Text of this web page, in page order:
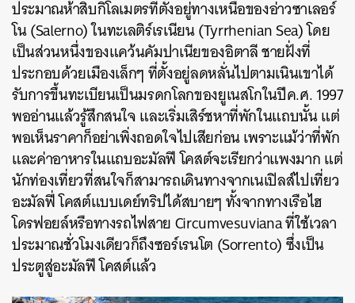
ประมาณห้าสิบกิโลเมตรที่ตั้งอยู่ทางเหนือของอ่าวซาเลอร์
โน (Salerno) ในทะเลติร์เรเนียน (Tyrrhenian Sea) โดย
เป็นส่วนหนึ่งของแคว้นคัมปาเนียของอิตาลี ชายฝั่งที่
ประกอบด้วยเมืองเล็กๆ ที่ตั้งอยู่ลดหลั่นไปตามเนินเขาได้
รับการขึ้นทะเบียนเป็นมรดกโลกของยูเนสโกในปีค.ศ. 1997
พออ่านแล้วรู้สึกสนใจ และเริ่มเสิร์ชหาที่พักในแถบนั้น แต่
พอเห็นราคาก็อย่าเพิ่งถอดใจไปเสียก่อน เพราะแม้ว่าที่พัก
และค่าอาหารในแถบอะมัลฟี โคสต์จะเรียกว่าแพงมาก แต่
นักท่องเที่ยวที่สนใจก็สามารถเดินทางจากเนเปิลส์ไปเที่ยว
อะมัลฟี่ โคสต์แบบเดย์ทริปได้สบายๆ ทั้งจากทางเรือไฮ
โดรฟอยล์หรือทางรถไฟสาย Circumvesuviana ที่ใช้เวลา
ประมาณชั่วโมงเดียวก็ถึงซอร์เรนโต (Sorrento) ซึ่งเป็น
ประตูสู่อะมัลฟี โคสต์แล้ว